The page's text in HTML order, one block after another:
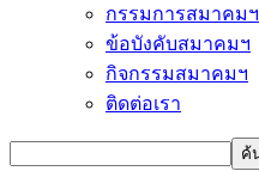
กรรมการสมาคมฯ
ข้อบังคับสมาคมฯ
กิจกรรมสมาคมฯ
ติดต่อเรา